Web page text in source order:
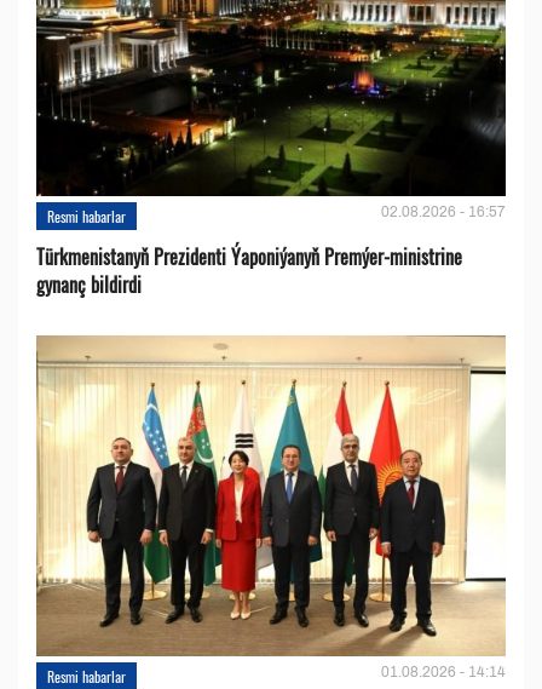
Resmi habarlar 02.08.2026 - 16:57
Türkmenistanyň Prezidenti Ýaponiýanyň Premýer-ministrine
gynanç bildirdi
Resmi habarlar 01.08.2026 - 14:14